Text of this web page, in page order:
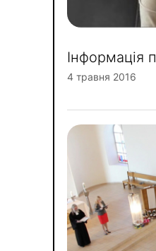
Інформація
4 травня 2016